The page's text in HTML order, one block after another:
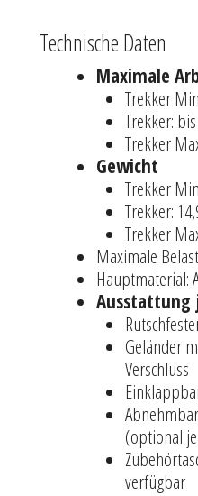
Technische Daten
Maximale
Trekker
Trekker:
Trekker
Gewicht
Trekker
Trekker:
Trekker
Maximale
Hauptmaterial:
Ausstattung
Geländer
Verschluss
(optional
verfügbar